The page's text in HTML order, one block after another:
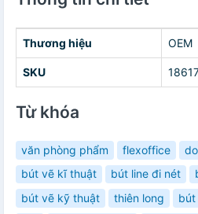
Thương hiệu OEM
SKU
Từ khóa
văn phòng phẩm flexoffice
bút vẽ kĩ thuật
bút line đi nét
bút vẽ kỹ thuật
thiên long bút